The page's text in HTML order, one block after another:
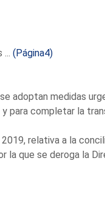
(Página4)
adoptan medidas
para completar la
relativa a la
que se deroga la